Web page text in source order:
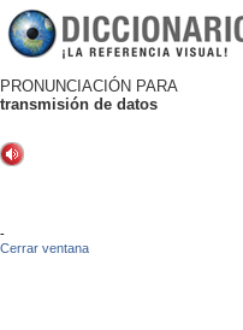
PRONUNCIACIÓN PARA
transmisión de datos
-
Cerrar ventana